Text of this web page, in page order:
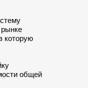
которую
общей